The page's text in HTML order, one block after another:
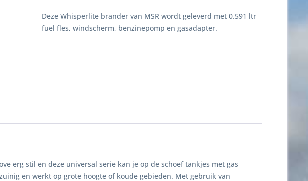
Deze Whisperlite brander van MSR wordt geleverd met 0.591 ltr
fuel fles, windscherm, benzinepomp en gasadapter.
erg stil en deze universal serie kan je op de schoef tankjes met gas
en werkt op grote hoogte of koude gebieden. Met gebruik van